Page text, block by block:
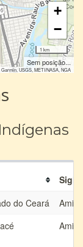
+
−
1 km
Sem posição...
USGS, METI/NASA, NGA
Sigla
do Ceará
Amice
Amiga